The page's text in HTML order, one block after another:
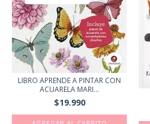
LIBRO APRENDE A PINTAR CON
ACUARELA MARI...
$19.990